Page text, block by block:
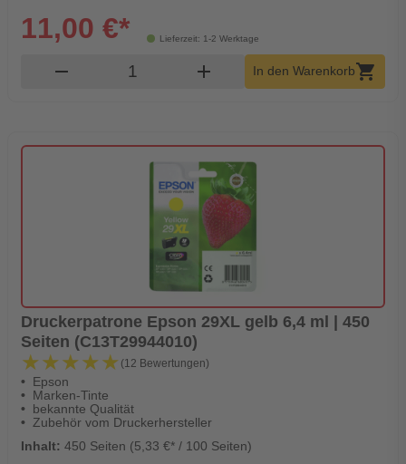
Lieferzeit: 1-2 Werktage
11,00 €*
remove Produkt Warenkorb Menge
add In den Warenkorbshopping_cart
Druckerpatrone Epson 29XL gelb 6,4 ml | 450
Seiten (C13T29944010)
★★★★★
★★★★★ (12 Bewertungen)
Epson
Marken-Tinte
bekannte Qualität
Zubehör vom Druckerhersteller
Inhalt: 450 Seiten (5,33 €* / 100 Seiten)